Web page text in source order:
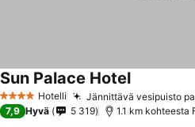
4 Tähtiluokitus
Hotelli Jännittävä vesipuisto
Sun Palace HotelKatso
7,9 Hyvä 5 319 1.1 km kohteesta